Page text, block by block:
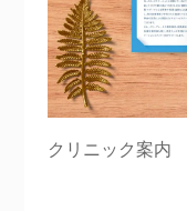
クリニック案内